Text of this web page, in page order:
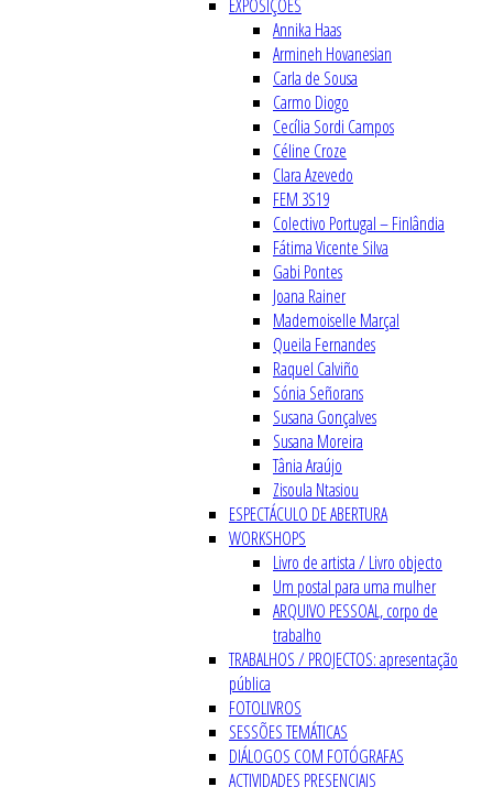
EXPOSIÇÕES
Annika Haas
Armineh Hovanesian
Carla de Sousa
Carmo Diogo
Cecília Sordi Campos
Céline Croze
Clara Azevedo
FEM 3S19
Colectivo Portugal – Finlândia
Fátima Vicente Silva
Gabi Pontes
Joana Rainer
Mademoiselle Marçal
Queila Fernandes
Raquel Calviño
Sónia Señorans
Susana Gonçalves
Susana Moreira
Tânia Araújo
Zisoula Ntasiou
ESPECTÁCULO DE ABERTURA
WORKSHOPS
Livro de artista / Livro objecto
Um postal para uma mulher
ARQUIVO PESSOAL, corpo de
trabalho
TRABALHOS / PROJECTOS: apresentação
pública
FOTOLIVROS
SESSÕES TEMÁTICAS
DIÁLOGOS COM FOTÓGRAFAS
ACTIVIDADES PRESENCIAIS